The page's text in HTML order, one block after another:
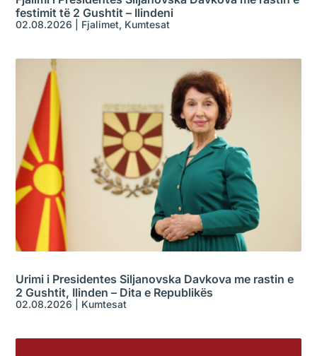
festimit të 2 Gushtit – Ilindeni
02.08.2026 Fjalimet, Kumtesat
Urimi i Presidentes Siljanovska Davkova me rastin e
2 Gushtit, Ilinden – Dita e Republikës
02.08.2026 Kumtesat